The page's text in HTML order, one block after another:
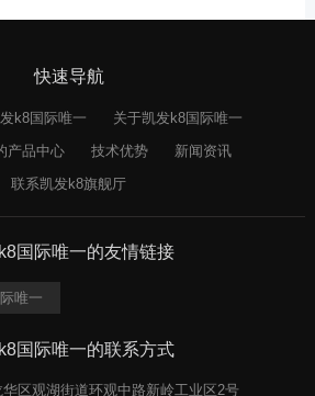
快速导航
k8国际唯一
关于凯发k8国际唯一
产品中心
技术优势
新闻资讯
联系凯发k8旗舰厅
国际唯一的友情链接
唯一
国际唯一的联系方式
华区观湖街道环观中路新岭工业区2号